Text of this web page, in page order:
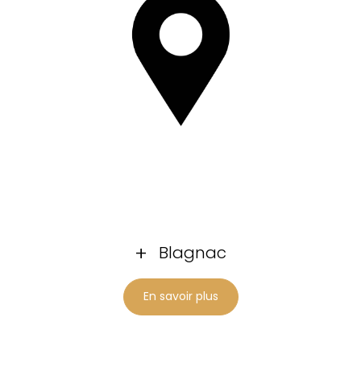
Blagnac
En savoir plus